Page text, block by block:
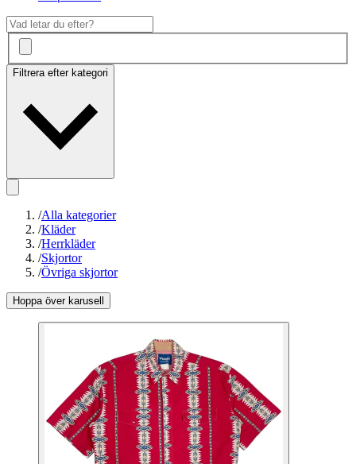
Filtrera efter kategori
/Alla kategorier
/Kläder
/Herrkläder
/Skjortor
/Övriga skjortor
Hoppa över karusell